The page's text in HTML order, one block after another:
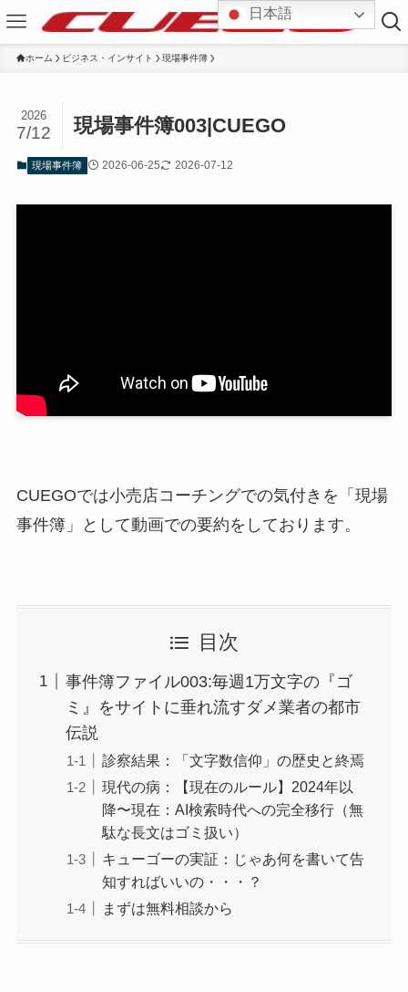
ホーム ビジネス・インサイト 現場事件簿
現場事件簿003|CUEGO
2026
7/12
現場事件簿 2026-06-25 2026-07-12
CUEGOでは小売店コーチングでの気付きを「現場
事件簿」として動画での要約をしております。
目次
事件簿ファイル003:毎週1万文字の『ゴ
ミ』をサイトに垂れ流すダメ業者の都市
伝説
診察結果：「文字数信仰」の歴史と終焉
現代の病：【現在のルール】2024年以
降〜現在：AI検索時代への完全移行（無
駄な長文はゴミ扱い）
キューゴーの実証：じゃあ何を書いて告
知すればいいの・・・？
まずは無料相談から
日本語